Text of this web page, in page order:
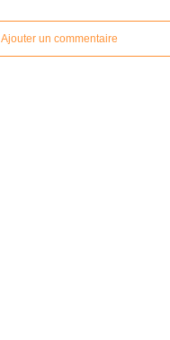
Ajouter un commentaire